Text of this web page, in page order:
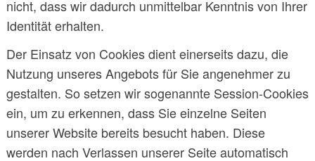
nicht, dass wir dadurch unmittelbar Kenntnis von Ihrer
Identität erhalten.
Der Einsatz von Cookies dient einerseits dazu, die
Nutzung unseres Angebots für Sie angenehmer zu
gestalten. So setzen wir sogenannte Session-Cookies
ein, um zu erkennen, dass Sie einzelne Seiten
unserer Website bereits besucht haben. Diese
werden nach Verlassen unserer Seite automatisch